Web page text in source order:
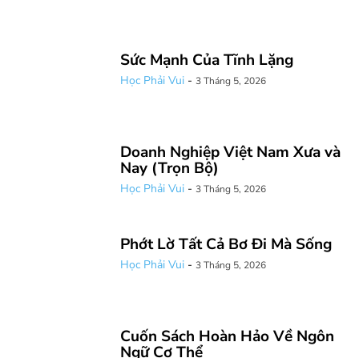
Sức Mạnh Của Tĩnh Lặng
Học Phải Vui - 3 Tháng 5, 2026
Doanh Nghiệp Việt Nam Xưa và
Nay (Trọn Bộ)
Học Phải Vui - 3 Tháng 5, 2026
Phớt Lờ Tất Cả Bơ Đi Mà Sống
Học Phải Vui - 3 Tháng 5, 2026
Cuốn Sách Hoàn Hảo Về Ngôn
Ngữ Cơ Thể